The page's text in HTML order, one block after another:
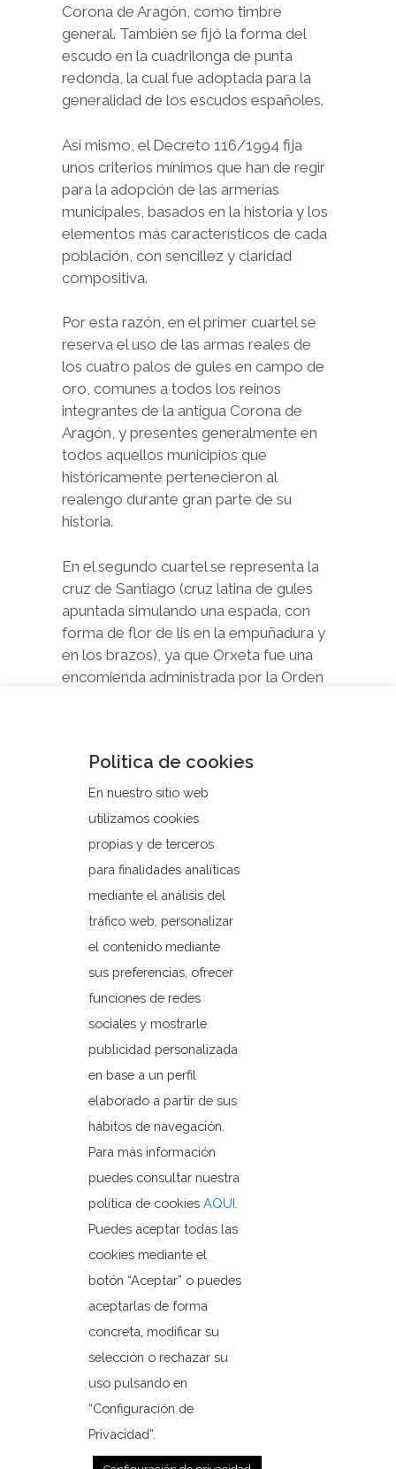
Corona de Aragón, como timbre
general. También se fijó la forma del
escudo en la cuadrilonga de punta
redonda, la cual fue adoptada para la
generalidad de los escudos españoles.
Así mismo, el Decreto 116/1994 fija
unos criterios mínimos que han de regir
para la adopción de las armerías
municipales, basados en la historia y los
elementos más característicos de cada
población, con sencillez y claridad
compositiva.
Por esta razón, en el primer cuartel se
reserva el uso de las armas reales de
los cuatro palos de gules en campo de
oro, comunes a todos los reinos
integrantes de la antigua Corona de
Aragón, y presentes generalmente en
todos aquellos municipios que
históricamente pertenecieron al
realengo durante gran parte de su
historia.
En el segundo cuartel se representa la
cruz de Santiago (cruz latina de gules
apuntada simulando una espada, con
forma de flor de lis en la empuñadura y
en los brazos), ya que Orxeta fue una
encomienda administrada por la Orden
Aragón, hasta el siglo XIX.
Ayuntamiento de Orxeta
Plaza Dr. Ferrándiz, 1
ajuntament@orxeta.es
Política de Privacidad
Política de cookies
de Diputación de Alicante
Politica de cookies
En nuestro sitio web
utilizamos cookies
propias y de terceros
para finalidades analíticas
mediante el análisis del
tráfico web, personalizar
el contenido mediante
sus preferencias, ofrecer
funciones de redes
sociales y mostrarle
publicidad personalizada
en base a un perfil
elaborado a partir de sus
hábitos de navegación.
Para más información
puedes consultar nuestra
política de cookies AQUI
Puedes aceptar todas las
cookies mediante el
botón “Aceptar” o puedes
aceptarlas de forma
concreta, modificar su
selección o rechazar su
uso pulsando en
“Configuración de
Privacidad”.